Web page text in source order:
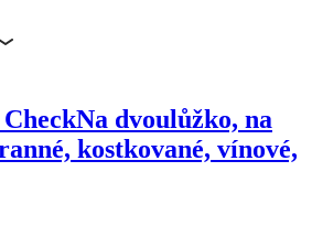
Na dvoulůžko, na
kostkované, vínové,